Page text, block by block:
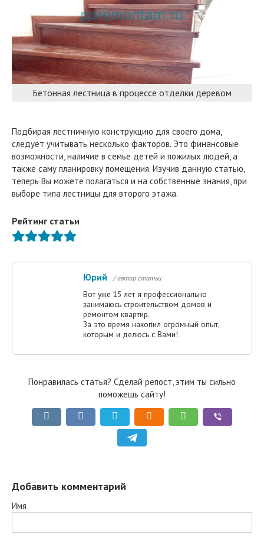
Бетонная лестница в процессе отделки деревом
Подбирая лестничную конструкцию для своего дома,
следует учитывать несколько факторов. Это финансовые
возможности, наличие в семье детей и пожилых людей, а
также саму планировку помещения. Изучив данную статью,
теперь Вы можете полагаться и на собственные знания, при
выборе типа лестницы для второго этажа.
Рейтинг статьи
Юрий / автор статьи
Вот уже 15 лет я профессионально
занимаюсь строительством домов и
ремонтом квартир.
За это время накопил огромный опыт,
которым и делюсь с Вами!
Понравилась статья? Сделай репост, этим ты сильно
поможешь сайту!
Добавить комментарий
Имя